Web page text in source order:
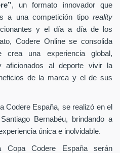
, un formato innovador que
a una competición tipo reality
y el día a día de los
Codere Online se consolida
una experiencia global,
aficionados al deporte vivir la
de la marca y el de sus
Codere España, se realizó en el
Bernabéu, brindando a
única e inolvidable.
Codere España serán